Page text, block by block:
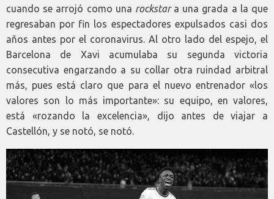
cuando se arrojó como una rockstara una grada a la que
regresaban por fin los espectadores expulsados casi dos
años antes por el coronavirus. Al otro lado del espejo, el
Barcelona de Xavi acumulaba su segunda victoria
consecutiva engarzando a su collar otra ruindad arbitral
más, pues está claro que para el nuevo entrenador «los
valores son lo más importante»: su equipo, en valores,
está «rozando la excelencia», dijo antes de viajar a
Castellón, y se notó, se notó.